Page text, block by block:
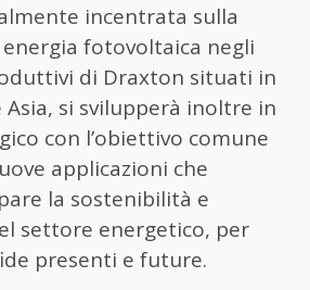
incentrata sulla
fotovoltaica negli
di Draxton situati in
Asia, si svilupperà inoltre in
con l’obiettivo comune
applicazioni che
la sostenibilità e
settore energetico, per
presenti e future.